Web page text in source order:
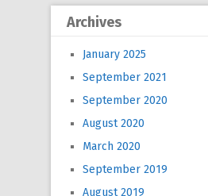
Archives
January 2025
September 2021
September 2020
August 2020
March 2020
September 2019
August 2019